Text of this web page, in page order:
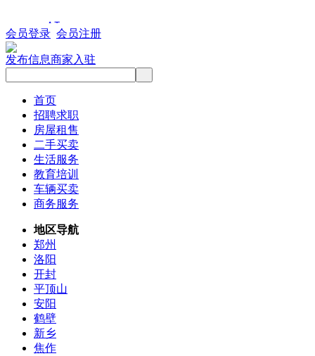
会员登录 会员注册
发布信息商家入驻
首页
招聘求职
房屋租售
二手买卖
生活服务
教育培训
车辆买卖
商务服务
地区导航
郑州
洛阳
开封
平顶山
安阳
鹤壁
新乡
焦作